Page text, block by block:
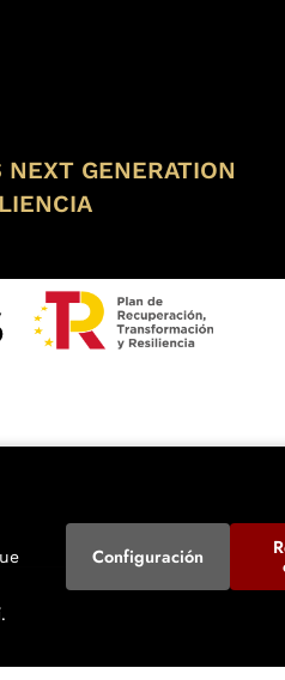
GENERATION
.
Configuración